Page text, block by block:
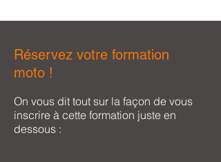
Réservez votre formation
moto !
On vous dit tout sur la façon de vous
inscrire à cette formation juste en
dessous :